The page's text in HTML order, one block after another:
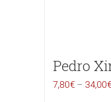
Pedro
7,80€ – 34,00